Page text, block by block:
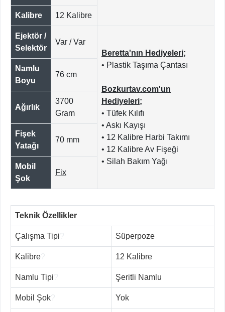
Kalibre 12 Kalibre
Ejektör /
Selektör
Var / Var
Beretta'nın Hediyeleri;
• Plastik Taşıma Çantası
Bozkurtav.com'un
Hediyeleri;
• Tüfek Kılıfı
• Askı Kayışı
• 12 Kalibre Harbi Takımı
• 12 Kalibre Av Fişeği
• Silah Bakım Yağı
Namlu
Boyu
76 cm
Ağırlık
3700
Gram
Fişek
Yatağı
70 mm
Mobil
Şok
Fix
Teknik Özellikler
Çalışma Tipi Süperpoze
Kalibre 12 Kalibre
Namlu Tipi Şeritli Namlu
Mobil Şok Yok